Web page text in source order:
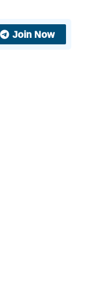
Join Now